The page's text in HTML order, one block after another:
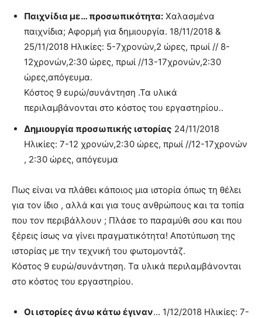
Παιχνίδια με… προσωπικότητα: Xαλασμένα
παιχνίδια; Αφορμή για δημιουργία. 18/11/2018 &
25/11/2018 Ηλικίες: 5-7χρονών,2 ώρες, πρωί // 8-
12χρονών,2:30 ώρες, πρωί //13-17χρονών,2:30
ώρες,απόγευμα.
Κόστος 9 ευρώ/συνάντηση .Τα υλικά
περιλαμβάνονται στο κόστος του εργαστηρίου..
Δημιουργία προσωπικής ιστορίας 24/11/2018
Ηλικίες: 7-12 χρονών,2:30 ώρες, πρωί //12-17χρονών
, 2:30 ώρες, απόγευμα
Πως είναι να πλάθει κάποιος μια ιστορία όπως τη θέλει
για τον ίδιο , αλλά και για τους ανθρώπους και τα τοπία
που τον περιβάλλουν ; Πλάσε το παραμύθι σου και που
ξέρεις ίσως να γίνει πραγματικότητα! Αποτύπωση της
ιστορίας με την τεχνική του φωτομοντάζ.
Κόστος 9 ευρώ/συνάντηση. Τα υλικά περιλαμβάνονται
στο κόστος του εργαστηρίου.
Οι ιστορίες άνω κάτω έγιναν… 1/12/2018 Ηλικίες: 7-